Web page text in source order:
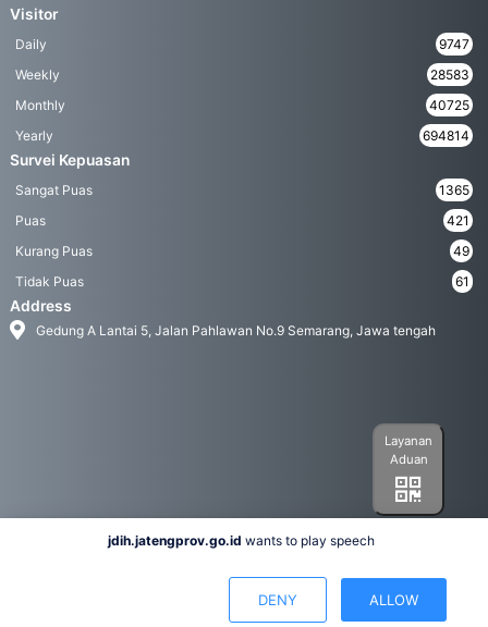
Visitor
Daily
9747
Weekly
28583
Monthly
40725
Yearly
694814
Survei Kepuasan
Sangat Puas
1365
Puas
421
Kurang Puas
49
Tidak Puas
61
Address
Gedung A Lantai 5, Jalan Pahlawan No.9 Semarang, Jawa tengah
Layanan
Aduan
Hak Cipta 2022© Biro Hukum Pemerintah Provinsi Jawa Tengah
jdih.jatengprov.go.id wants to play speech
DENY ALLOW